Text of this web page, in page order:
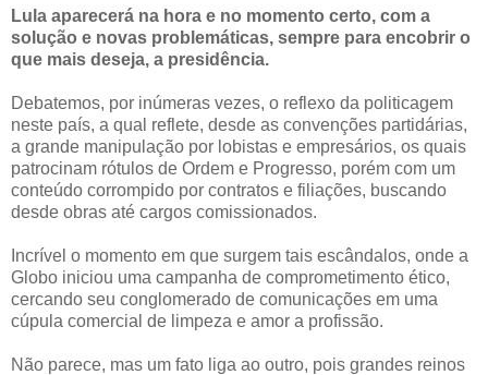
Lula aparecerá na hora e no momento certo, com a
solução e novas problemáticas, sempre para encobrir o
que mais deseja, a presidência.
Debatemos, por inúmeras vezes, o reflexo da politicagem
neste país, a qual reflete, desde as convenções partidárias,
a grande manipulação por lobistas e empresários, os quais
patrocinam rótulos de Ordem e Progresso, porém com um
conteúdo corrompido por contratos e filiações, buscando
desde obras até cargos comissionados.
Incrível o momento em que surgem tais escândalos, onde a
Globo iniciou uma campanha de comprometimento ético,
cercando seu conglomerado de comunicações em uma
cúpula comercial de limpeza e amor a profissão.
Não parece, mas um fato liga ao outro, pois grandes reinos